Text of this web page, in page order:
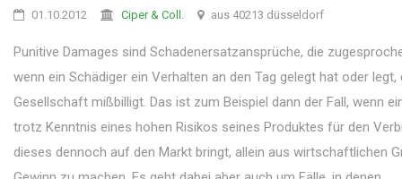
01.10.2012 Ciper & Coll. aus 40213 düsseldorf
Punitive Damages sind Schadenersatzansprüche, die
wenn ein Schädiger ein Verhalten an den Tag gelegt hat oder legt,
Gesellschaft mißbilligt. Das ist zum Beispiel dann der Fall, wenn
trotz Kenntnis eines hohen Risikos seines Produktes für den
dieses dennoch auf den Markt bringt, allein aus wirtschaftlichen